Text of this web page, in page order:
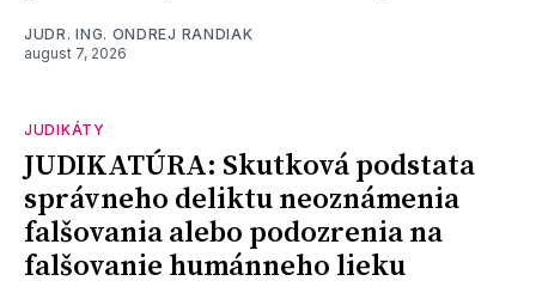
JUDR. ING. ONDREJ RANDIAK
august 7, 2026
JUDIKÁTY
JUDIKATÚRA: Skutková podstata
správneho deliktu neoznámenia
falšovania alebo podozrenia na
falšovanie humánneho lieku